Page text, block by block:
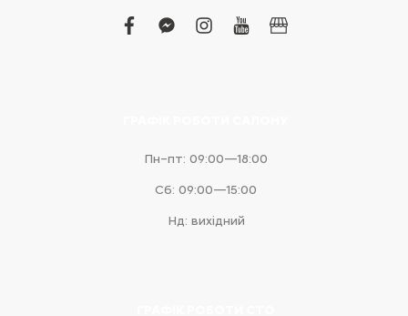
facebook
facebook-
instagram
youtubebusiness
Пн–пт: 09:00—18:00
Сб: 09:00—15:00
Нд: вихідний